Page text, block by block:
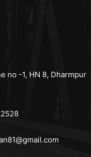
no -1, HN 8, Dharmpur